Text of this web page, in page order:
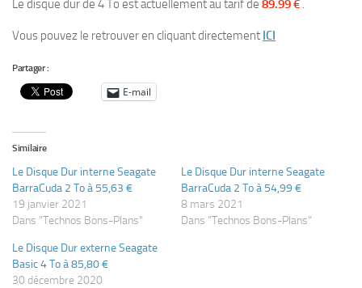
Le disque dur de 4 To est actuellement au tarif de 89.99 € .
Vous pouvez le retrouver en cliquant directement ICI
Partager :
E-mail
Similaire
Le Disque Dur interne Seagate
BarraCuda 2 To à 55,63 €
19 janvier 2021
Dans "Technos Bons-Plans"
Le Disque Dur interne Seagate
BarraCuda 2 To à 54,99 €
8 mars 2021
Dans "Technos Bons-Plans"
Le Disque Dur externe Seagate
Basic 4 To à 85,80 €
30 décembre 2020